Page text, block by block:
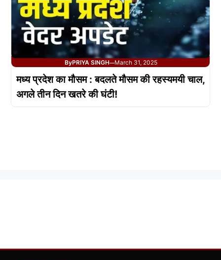
ByPRIYA SINGH—March 31, 2025
मध्य प्रदेश का मौसम : बदलते मौसम की रहस्यमयी चाल,
अगले तीन दिन खतरे की घंटी!